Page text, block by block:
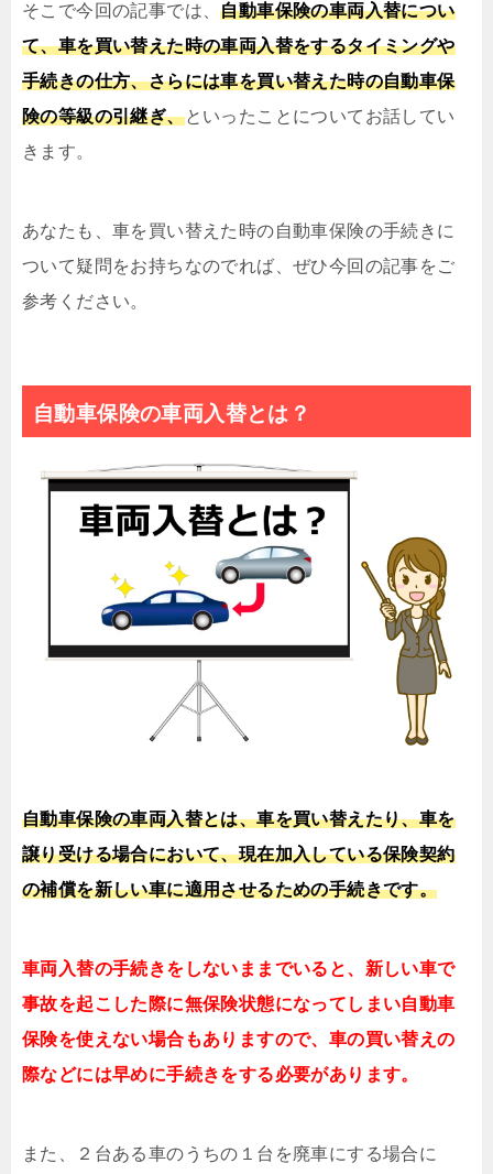
そこで今回の記事では、自動車保険の車両入替につい
て、車を買い替えた時の車両入替をするタイミングや
手続きの仕方、さらには車を買い替えた時の自動車保
険の等級の引継ぎ、といったことについてお話してい
きます。
あなたも、車を買い替えた時の自動車保険の手続きに
ついて疑問をお持ちなのでれば、ぜひ今回の記事をご
参考ください。
自動車保険の車両入替とは？
自動車保険の車両入替とは、車を買い替えたり、車を
譲り受ける場合において、現在加入している保険契約
の補償を新しい車に適用させるための手続きです。
車両入替の手続きをしないままでいると、新しい車で
事故を起こした際に無保険状態になってしまい自動車
保険を使えない場合もありますので、車の買い替えの
際などには早めに手続きをする必要があります。
また、２台ある車のうちの１台を廃車にする場合に